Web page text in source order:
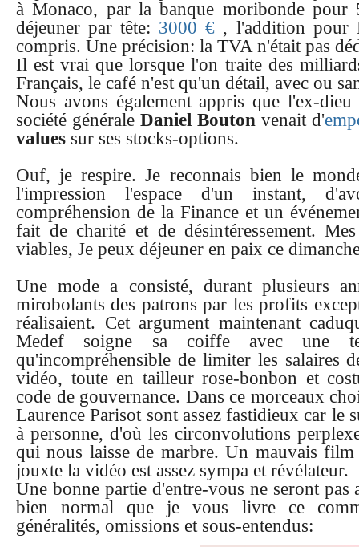
à Monaco, par la banque moribonde
déjeuner par tête: 3000 € , l'addition pour
compris. Une précision: la TVA n'était pas
Il est vrai que lorsque l'on traite des
Français, le café n'est qu'un détail, avec ou
Nous avons également appris que l'ex-
société générale Daniel Bouton venait d'
values sur ses stocks-options.
Ouf, je respire. Je reconnais bien le
l'impression l'espace d'un instant,
compréhension de la Finance et un
fait de charité et de désintéressement.
viables, Je peux déjeuner en paix ce
Une mode a consisté, durant plusieurs
mirobolants des patrons par les profits
réalisaient. Cet argument maintenant
Medef soigne sa coiffe avec une
qu'incompréhensible de limiter les salaires
vidéo, toute en tailleur rose-bonbon et
code de gouvernance. Dans ce morceaux
Laurence Parisot sont assez fastidieux car le
à personne, d'où les circonvolutions
qui nous laisse de marbre. Un mauvais
jouxte la vidéo est assez sympa et révélateur.
Une bonne partie d'entre-vous ne seront
bien normal que je vous livre ce
généralités, omissions et sous-entendus: